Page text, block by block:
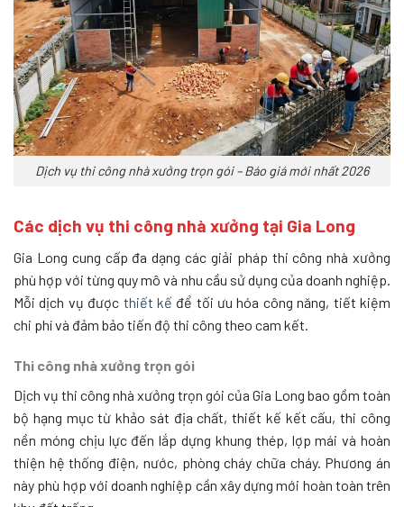
Dịch vụ thi công nhà xưởng trọn gói – Báo giá mới nhất 2026
Các dịch vụ thi công nhà xưởng tại Gia Long
Gia Long cung cấp đa dạng các giải pháp thi công nhà xưởng
phù hợp với từng quy mô và nhu cầu sử dụng của doanh nghiệp.
Mỗi dịch vụ được thiết kế để tối ưu hóa công năng, tiết kiệm
chi phí và đảm bảo tiến độ thi công theo cam kết.
Thi công nhà xưởng trọn gói
Dịch vụ thi công nhà xưởng trọn gói của Gia Long bao gồm toàn
bộ hạng mục từ khảo sát địa chất, thiết kế kết cấu, thi công
nền móng chịu lực đến lắp dựng khung thép, lợp mái và hoàn
thiện hệ thống điện, nước, phòng cháy chữa cháy. Phương án
này phù hợp với doanh nghiệp cần xây dựng mới hoàn toàn trên